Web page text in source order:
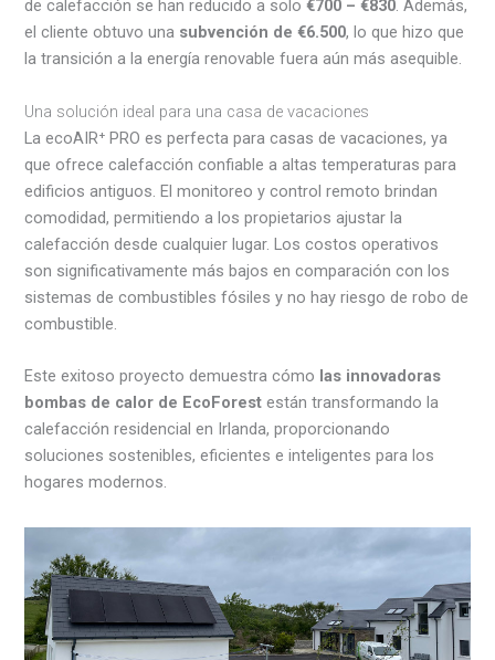
de calefacción se han reducido a solo€700 – €830. Además,
el cliente obtuvo una subvención de €6.500, lo que hizo que
la transición a la energía renovable fuera aún más asequible.
Una solución ideal para una casa de vacaciones
La ecoAIR⁺ PRO es perfecta para casas de vacaciones, ya
que ofrece calefacción confiable a altas temperaturas para
edificios antiguos. El monitoreo y control remoto brindan
comodidad, permitiendo a los propietarios ajustar la
calefacción desde cualquier lugar. Los costos operativos
son significativamente más bajos en comparación con los
sistemas de combustibles fósiles y no hay riesgo de robo de
combustible.
Este exitoso proyecto demuestra cómo las innovadoras
bombas de calor de EcoForest están transformando la
calefacción residencial en Irlanda, proporcionando
soluciones sostenibles, eficientes e inteligentes para los
hogares modernos.